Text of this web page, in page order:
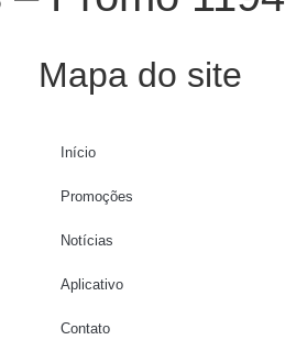
Mapa do site
Início
Promoções
Notícias
Aplicativo
Contato